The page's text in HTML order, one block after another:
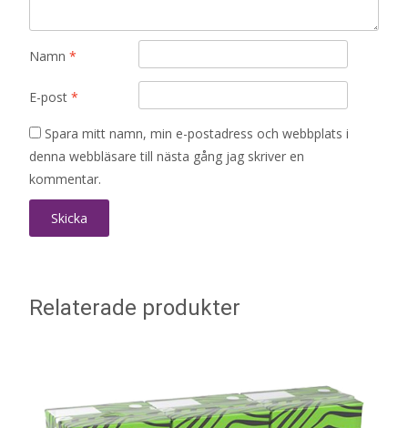
Namn *
E-post *
Spara mitt namn, min e-postadress och webbplats i
denna webbläsare till nästa gång jag skriver en
kommentar.
Relaterade produkter